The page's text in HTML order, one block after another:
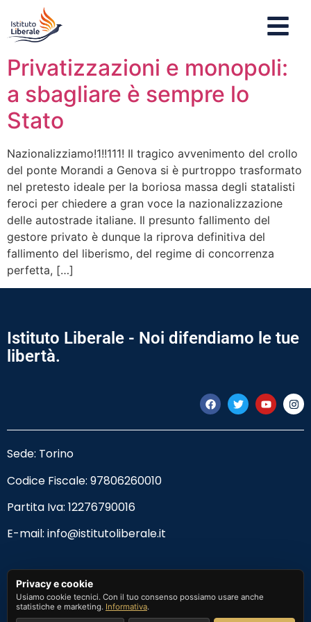
Privatizzazioni e monopoli:
a sbagliare è sempre lo
Stato
Nazionalizziamo!1!!111! Il tragico avvenimento del crollo
del ponte Morandi a Genova si è purtroppo trasformato
nel pretesto ideale per la boriosa massa degli statalisti
feroci per chiedere a gran voce la nazionalizzazione
delle autostrade italiane. Il presunto fallimento del
gestore privato è dunque la riprova definitiva del
fallimento del liberismo, del regime di concorrenza
perfetta, […]
Istituto Liberale - Noi difendiamo le tue
libertà.
Sede: Torino
Codice Fiscale: 97806260010
Partita Iva: 12276790016
E-mail: info@istitutoliberale.it
Privacy Policy
Privacy e cookie
Usiamo cookie tecnici. Con il tuo consenso possiamo usare anche
statistiche e marketing. Informativa.